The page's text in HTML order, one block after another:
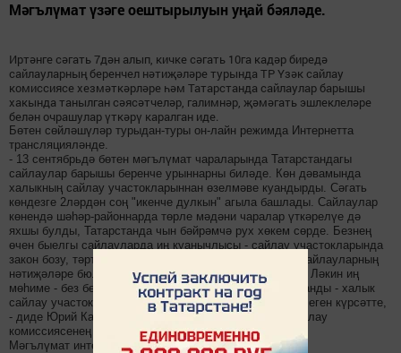
Мәгълүмат үзәге оештырылуын уңай бәяләде.
Иртәнге сәгать 7дән алып, кичке сәгать 10га кадәр биредә
сайлауларның беренчел нәтиҗәләре турында ТР Үзәк сайлау
комиссиясе хезмәткәрләре һәм Татарстанда сайлаулар барышы
хакында танылган сәясәтчеләр, галимнәр, җәмәгать эшлеклеләре
белән очрашулар үткәрү каралган иде.
Бөтен сөйләшүләр турыдан-туры он-лайн режимда Интернетта
трансляцияләнде.
- 13 сентябрьдә бөтен мәгълүмат чараларында Татарстандагы
сайлаулар барышы беренче урыннарны биләде. Көн дәвамында
халыкның сайлау участокларыннан өзелмәве куандырды. Сәгать
көндезге 2ләрдән соң "икенче дулкын" агыла башлады. Сайлаулар
көнендә шәһәр-районнарда төрле мәдәни чаралар үткәрелүе дә
яхшы булды, Татарстанда чын бәйрәмчә рух хөкем сөрде. Безнең
өчен быелгы сайлауларда иң куанычлысы - сайлау участокларында
закон бозу, тәртип бозу кебек очраклар теркәлмәде. Сайлауларның
нәтиҗәләре бюллетеньнәр саналгач билгеле булачак. Ләкин иң
мөһиме - без бөтенебез тырышкан төп бурычыбыз акланды - халык
сайлау участокларына килеп, республиканың бердәмлеген күрсәтте,
- диде Юрий Камалтынов журналистларга ТР Үзәк сайлау
комиссиясенең Мәгълүмат үзәгендә.
Мәгълүмат интертат.ру сайтыннан алынды.